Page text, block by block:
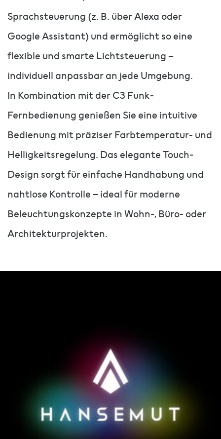
Sprachsteuerung (z. B. über Alexa oder
Google Assistant) und ermöglicht so eine
flexible und smarte Lichtsteuerung –
individuell anpassbar an jede Umgebung.
In Kombination mit der C3 Funk-
Fernbedienung genießen Sie eine intuitive
Bedienung mit präziser Farbtemperatur- und
Helligkeitsregelung. Das elegante Touch-
Design sorgt für einfache Handhabung und
nahtlose Kontrolle – ideal für moderne
Beleuchtungskonzepte in Wohn-, Büro- oder
Architekturprojekten.